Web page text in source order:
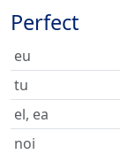
Perfect
eu
tu
el, ea
noi